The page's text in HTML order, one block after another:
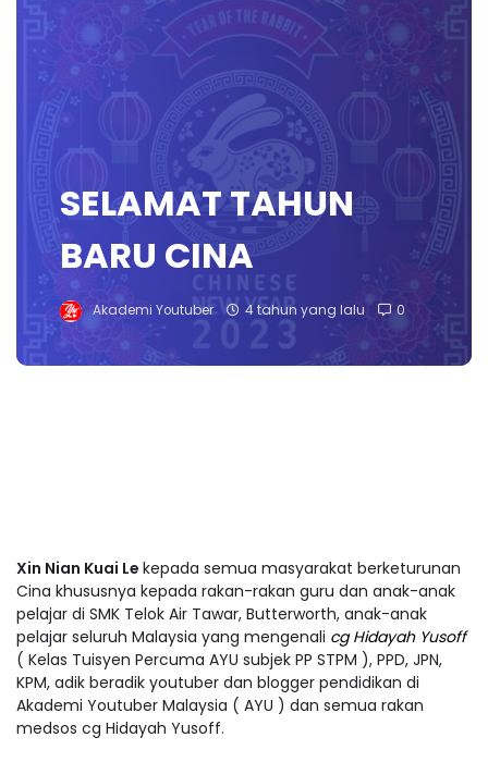
SELAMAT TAHUN
BARU CINA
Akademi Youtuber 4 tahun yang lalu 0
Xin Nian Kuai Le kepada semua masyarakat berketurunan
Cina khususnya kepada rakan-rakan guru dan anak-anak
pelajar di SMK Telok Air Tawar, Butterworth, anak-anak
pelajar seluruh Malaysia yang mengenali cg Hidayah Yusoff
( Kelas Tuisyen Percuma AYU subjek PP STPM ), PPD, JPN,
KPM, adik beradik youtuber dan blogger pendidikan di
Akademi Youtuber Malaysia ( AYU ) dan semua rakan
medsos cg Hidayah Yusoff.